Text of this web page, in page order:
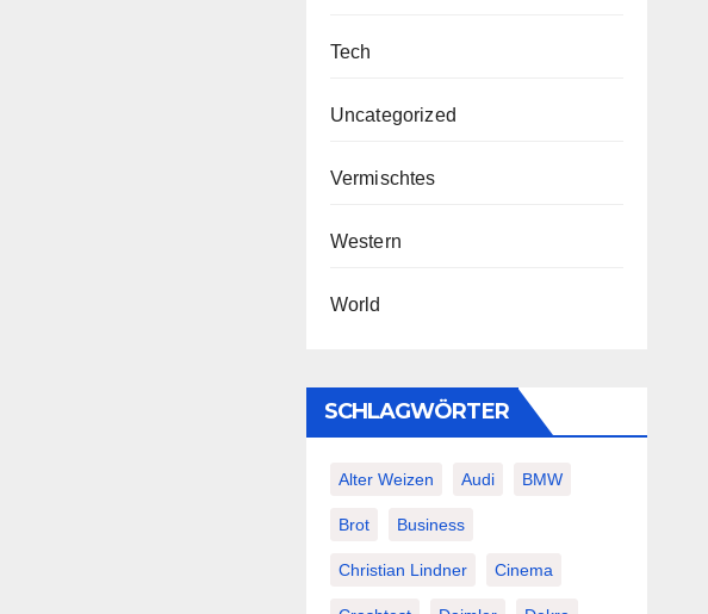
Tech
Uncategorized
Vermischtes
Western
World
SCHLAGWÖRTER
Alter Weizen Audi BMW
Brot Business
Christian Lindner Cinema